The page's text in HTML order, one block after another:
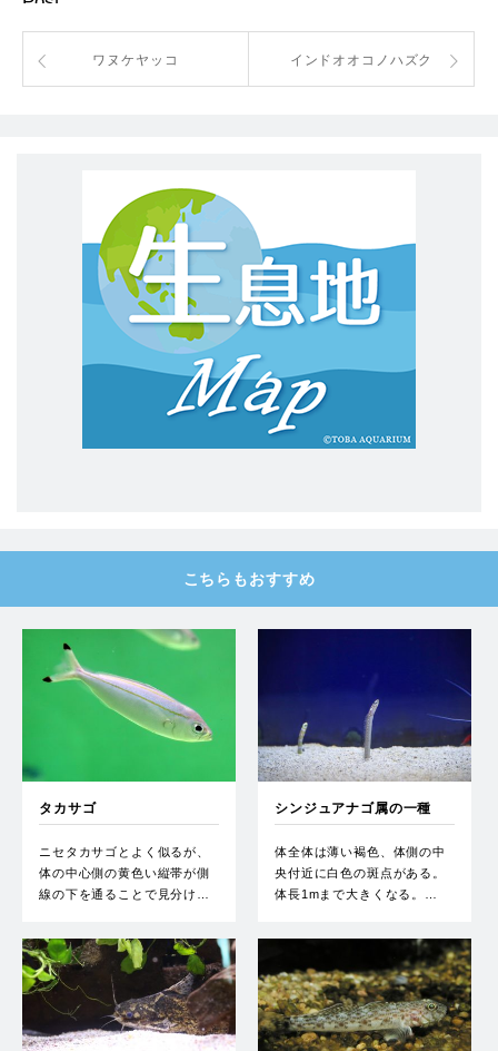
ワヌケヤッコ インドオオコノハズク
こちらもおすすめ
タカサゴ
ニセタカサゴとよく似るが、
体の中心側の黄色い縦帯が側
線の下を通ることで見分け…
シンジュアナゴ属の一種
体全体は薄い褐色、体側の中
央付近に白色の斑点がある。
体長1mまで大きくなる。…